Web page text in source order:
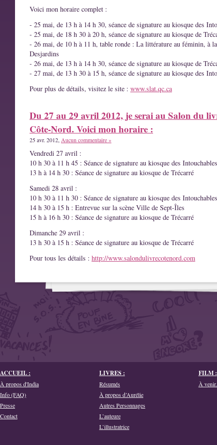
Voici mon horaire complet :
- 25 mai, de 13 h à 14 h 30, séance de signature au kiosque des
- 25 mai, de 18 h 30 à 20 h, séance de signature au kiosque de
- 26 mai, de 10 h à 11 h, table ronde : La littérature au féminin, à
Desjardins
- 26 mai, de 13 h à 14 h 30, séance de signature au kiosque de
- 27 mai, de 13 h 30 à 15 h, séance de signature au kiosque des
Pour plus de détails, visitez le site : www.slat.qc.ca
Du 27 au 29 avril 2012, je serai au Salon du
Côte-Nord. Voici mon horaire :
25 avr. 2012, Aucun commentaire »
Vendredi 27 avril :
10 h 30 à 11 h 45 : Séance de signature au kiosque des Intouchables
13 h à 14 h 30 : Séance de signature au kiosque de Trécarré
Samedi 28 avril :
10 h 30 à 11 h 30 : Séance de signature au kiosque des Intouchables
14 h 30 à 15 h : Entrevue sur la scène Ville de Sept-Îles
15 h à 16 h 30 : Séance de signature au kiosque de Trécarré
Dimanche 29 avril :
13 h 30 à 15 h : Séance de signature au kiosque de Trécarré
Pour tous les détails : http://www.salondulivrecotenord.com
ACCUEIL :
À propos d'India
Info (FAQ)
Presse
Contact
LIVRES :
Résumés
À propos d’Aurélie
Autres Personnages
L’auteure
L’illustratrice
FILM :
À